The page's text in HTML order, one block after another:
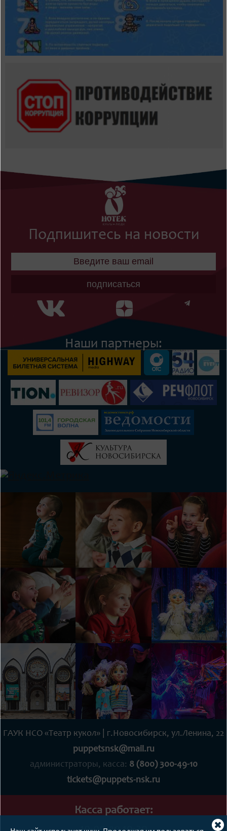
Подпишитесь на новости
подписаться
Наши партнеры:
ГАУК НСО «Театр кукол» | г.Новосибирск, ул.Ленина, 22
puppetsnsk@mail.ru
администраторы, касса: 8 (800) 300-49-10
tickets@puppets-nsk.ru
Касса работает: